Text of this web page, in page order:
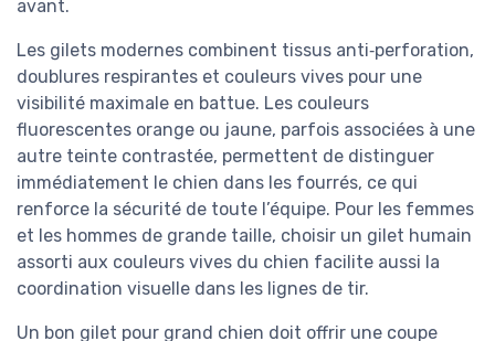
avant.
Les gilets modernes combinent tissus anti‑perforation,
doublures respirantes et couleurs vives pour une
visibilité maximale en battue. Les couleurs
fluorescentes orange ou jaune, parfois associées à une
autre teinte contrastée, permettent de distinguer
immédiatement le chien dans les fourrés, ce qui
renforce la sécurité de toute l’équipe. Pour les femmes
et les hommes de grande taille, choisir un gilet humain
assorti aux couleurs vives du chien facilite aussi la
coordination visuelle dans les lignes de tir.
Un bon gilet pour grand chien doit offrir une coupe